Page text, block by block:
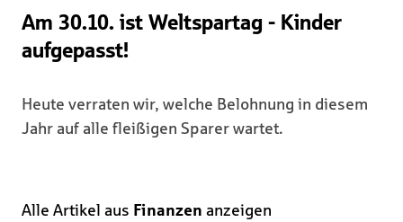
Am 30.10. ist Weltspartag - Kinder
aufgepasst!
Heute verraten wir, welche Belohnung in diesem
Jahr auf alle fleißigen Sparer wartet.
Alle Artikel aus Finanzen anzeigen